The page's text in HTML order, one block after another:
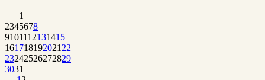
1
2345678
9101112131415
161718192021 22
23242526272829
3031